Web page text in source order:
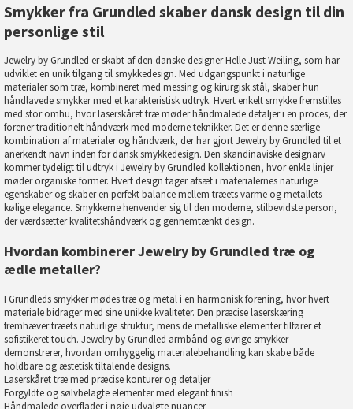
Smykker fra Grundled skaber dansk design til din
personlige stil
Jewelry by Grundled er skabt af den danske designer Helle Just Weiling, som har
udviklet en unik tilgang til smykkedesign. Med udgangspunkt i naturlige
materialer som træ, kombineret med messing og kirurgisk stål, skaber hun
håndlavede smykker med et karakteristisk udtryk. Hvert enkelt smykke fremstilles
med stor omhu, hvor laserskåret træ møder håndmalede detaljer i en proces, der
forener traditionelt håndværk med moderne teknikker. Det er denne særlige
kombination af materialer og håndværk, der har gjortJewelry by Grundled til et
anerkendt navn inden for dansk smykkedesign. Den skandinaviske designarv
kommer tydeligt til udtryk i Jewelry by Grundled kollektionen, hvor enkle linjer
møder organiske former. Hvert design tager afsæt i materialernes naturlige
egenskaber og skaber en perfekt balance mellem træets varme og metallets
kølige elegance. Smykkerne henvender sig til den moderne, stilbevidste person,
der værdsætter kvalitetshåndværk og gennemtænkt design.
Hvordan kombinerer Jewelry by Grundled træ og
ædle metaller?
I Grundleds smykker mødes træ og metal i en harmonisk forening, hvor hvert
materiale bidrager med sine unikke kvaliteter. Den præcise laserskæring
fremhæver træets naturlige struktur, mens de metalliske elementer tilfører et
sofistikeret touch. Jewelry by Grundled armbånd og øvrige smykker
demonstrerer, hvordan omhyggelig materialebehandling kan skabe både
holdbare og æstetisk tiltalende designs.
Laserskåret træ med præcise konturer og detaljer
Forgyldte og sølvbelagte elementer med elegant finish